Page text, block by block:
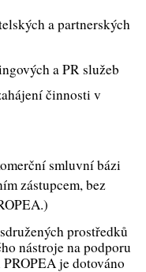
a partnerských
a PR služeb
činnosti v
smluvní bázi
zástupcem, bez
prostředků
nástroje na podporu
je dotováno